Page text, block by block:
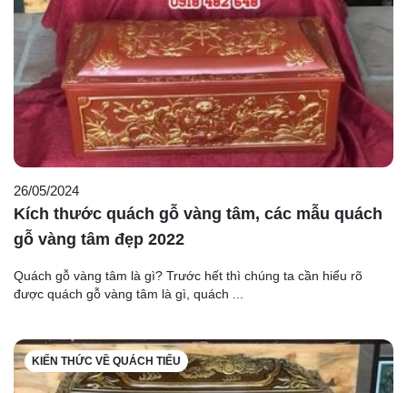
26/05/2024
Kích thước quách gỗ vàng tâm, các mẫu quách
gỗ vàng tâm đẹp 2022
Quách gỗ vàng tâm là gì? Trước hết thì chúng ta cần hiểu rõ
được quách gỗ vàng tâm là gì, quách ...
KIẾN THỨC VỀ QUÁCH TIỂU